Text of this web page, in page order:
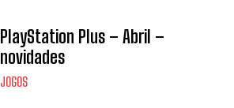
PlayStation Plus – Abril –
novidades
JOGOS